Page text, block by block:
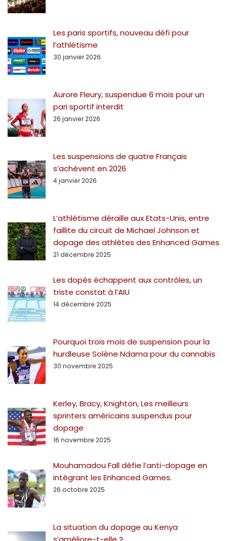
Les paris sportifs, nouveau défi pour
l’athlétisme
30 janvier 2026
Aurore Fleury, suspendue 6 mois pour un
pari sportif interdit
26 janvier 2026
Les suspensions de quatre Français
s’achèvent en 2026
4 janvier 2026
L’athlétisme déraille aux Etats-Unis, entre
faillite du circuit de Michael Johnson et
dopage des athlètes des Enhanced Games
21 décembre 2025
Les dopés échappent aux contrôles, un
triste constat à l’AIU
14 décembre 2025
Pourquoi trois mois de suspension pour la
hurdleuse Solène Ndama pour du cannabis
30 novembre 2025
Kerley, Bracy, Knighton, Les meilleurs
sprinters américains suspendus pour
dopage
16 novembre 2025
Mouhamadou Fall défie l’anti-dopage en
intégrant les Enhanced Games.
26 octobre 2025
La situation du dopage au Kenya